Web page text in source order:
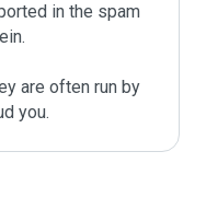
in the spam
are often run by
you.